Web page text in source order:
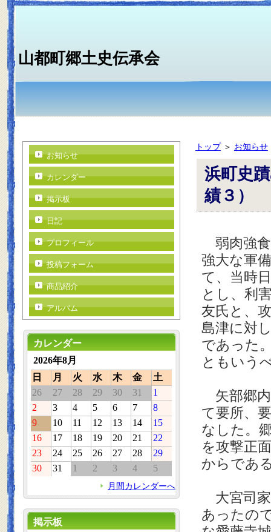
山都町郷土史伝承会
トップ＞ お知らせ
浜町史
績３
弱肉強食
強大な軍
て、当時
とし、利
友氏と、
島津に対
であった
ともいう
矢部郷内
て要所、
なした。
を攻撃正
からであ
大宮司家
あったの
お知らせ
カレンダー
掲示板
日記
プロフィール
投稿フォーム
商品紹介
アルバム
カレンダー
2026年8月
日
月 火 水 木 金
土
26
27 28 29 30 31
1
2
3 4 5 6 7
8
9
10 11 12 13 14
15
16
17 18 19 20 21
22
23
24 25 26 27 28
29
30
31 1 2 3 4 5
月間カレンダーへ
掲示板